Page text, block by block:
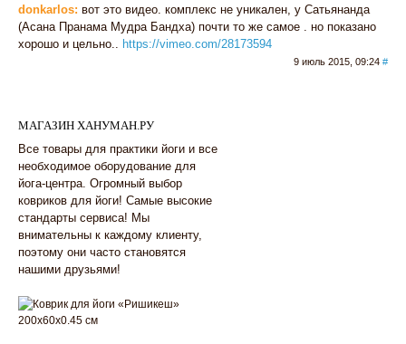
donkarlos: вот это видео. комплекс не уникален, у Сатьянанда
(Асана Пранама Мудра Бандха) почти то же самое . но показано
хорошо и цельно.. https://vimeo.com/28173594
9 июль 2015, 09:24 #
МАГАЗИН ХАНУМАН.РУ
Все товары для практики йоги и все
необходимое оборудование для
йога-центра. Огромный выбор
ковриков для йоги! Самые высокие
стандарты сервиса! Мы
внимательны к каждому клиенту,
поэтому они часто становятся
нашими друзьями!